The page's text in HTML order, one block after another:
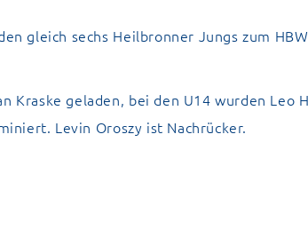
gleich sechs Heilbronner Jungs zum
Kraske geladen, bei den U14 wurden Leo
Levin Oroszy ist Nachrücker.